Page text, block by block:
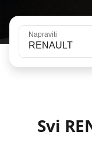
Napraviti
RENAULT
Svi